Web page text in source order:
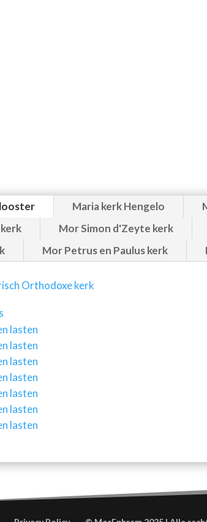
Maria kerk Hengelo
Mor Simon d'Zeyte kerk
Mor Petrus en Paulus kerk
Orthodoxe kerk
lasten
lasten
lasten
lasten
lasten
lasten
lasten